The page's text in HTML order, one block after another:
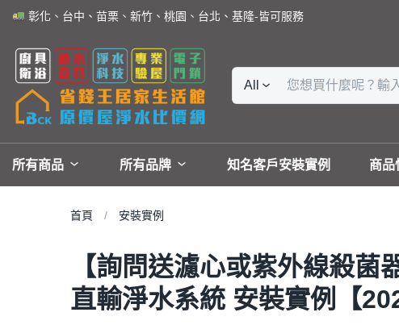
彰化、台中、苗栗、新竹、桃園、台北、基隆-皆可服務
All
所有商品 所有品牌 知名客戶安裝實例 商品
首頁 安裝實例
【詢問送濾心或紫外線殺
直輸淨水系統 安裝實例【